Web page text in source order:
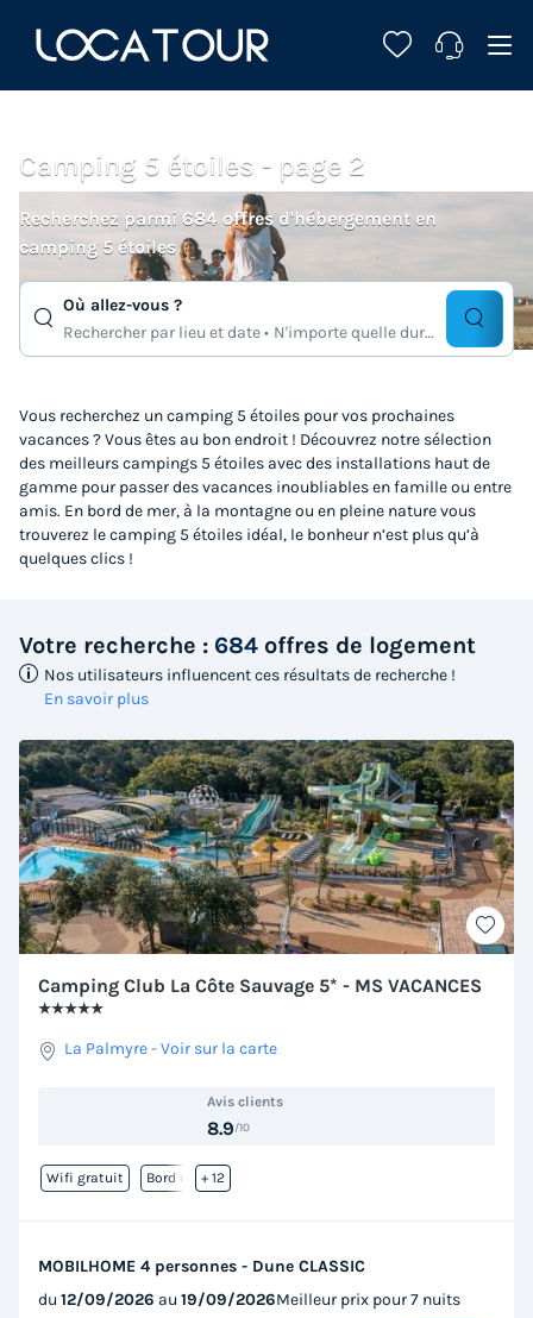
Camping 5 étoiles - page 2
Recherchez parmi 684 offres d'hébergement en
camping 5 étoiles
Où allez-vous ?
Rechercher par lieu et date
N'importe quelle duree
Vous recherchez un camping 5 étoiles pour vos prochaines
vacances ? Vous êtes au bon endroit ! Découvrez notre sélection
des meilleurs campings 5 étoiles avec des installations haut de
gamme pour passer des vacances inoubliables en famille ou entre
amis. En bord de mer, à la montagne ou en pleine nature vous
trouverez le camping 5 étoiles idéal, le bonheur n’est plus qu’à
quelques clics !
Votre recherche : 684 offres de logement
Nos utilisateurs influencent ces résultats de recherche !
En savoir plus
Camping Club La Côte Sauvage 5* - MS VACANCES
★★★★★
La Palmyre-Voir sur la carte
Avis clients
8.9/10
Wifi gratuit Bord de mer
+ 12
MOBILHOME 4 personnes - Dune CLASSIC
du 12/09/2026 au 19/09/2026Meilleur prix pour 7 nuits